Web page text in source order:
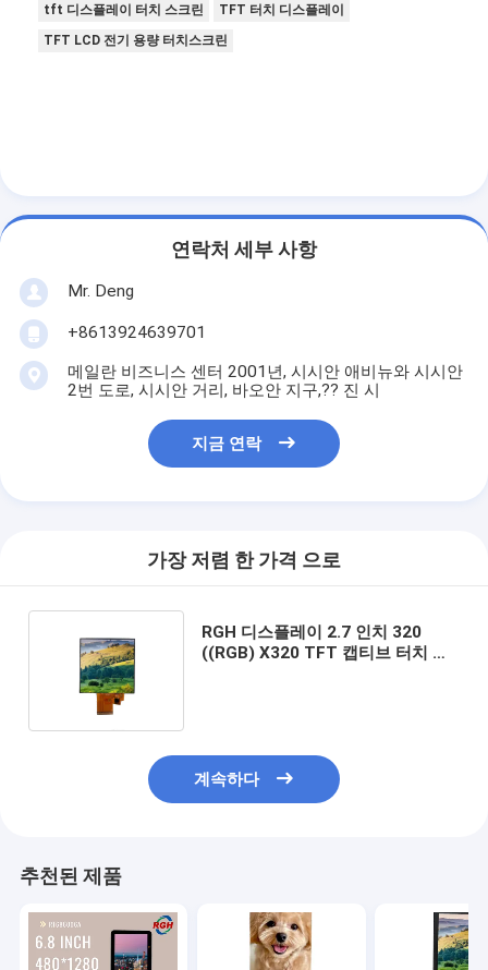
tft 디스플레이 터치 스크린
TFT 터치 디스플레이
TFT LCD 전기 용량 터치스크린
연락처 세부 사항
Mr. Deng
+8613924639701
메일란 비즈니스 센터 2001년, 시시안 애비뉴와 시시안
2번 도로, 시시안 거리, 바오안 지구,?? 진 시
지금 연락
가장 저렴 한 가격 으로
RGH 디스플레이 2.7 인치 320
((RGB) X320 TFT 캡티브 터치 스
계속하다
추천된 제품